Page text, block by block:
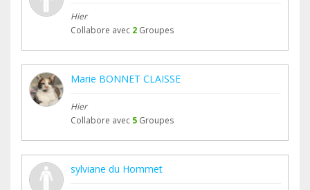
Hier
Collabore avec 2 Groupes
Marie BONNET CLAISSE
Hier
Collabore avec 5 Groupes
sylviane du Hommet